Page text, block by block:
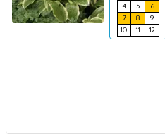
4
5
6
7
8
9
10
11 12